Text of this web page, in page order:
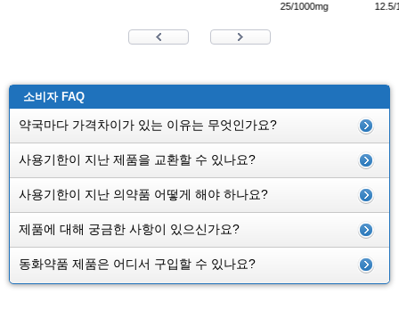
25/1000mg
12.5/
소비자 FAQ
약국마다 가격차이가 있는 이유는 무엇인가요?
사용기한이 지난 제품을 교환할 수 있나요?
사용기한이 지난 의약품 어떻게 해야 하나요?
제품에 대해 궁금한 사항이 있으신가요?
동화약품 제품은 어디서 구입할 수 있나요?